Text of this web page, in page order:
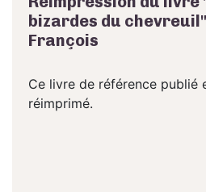
bizardes du
François
Ce livre de référence publié
réimprimé.